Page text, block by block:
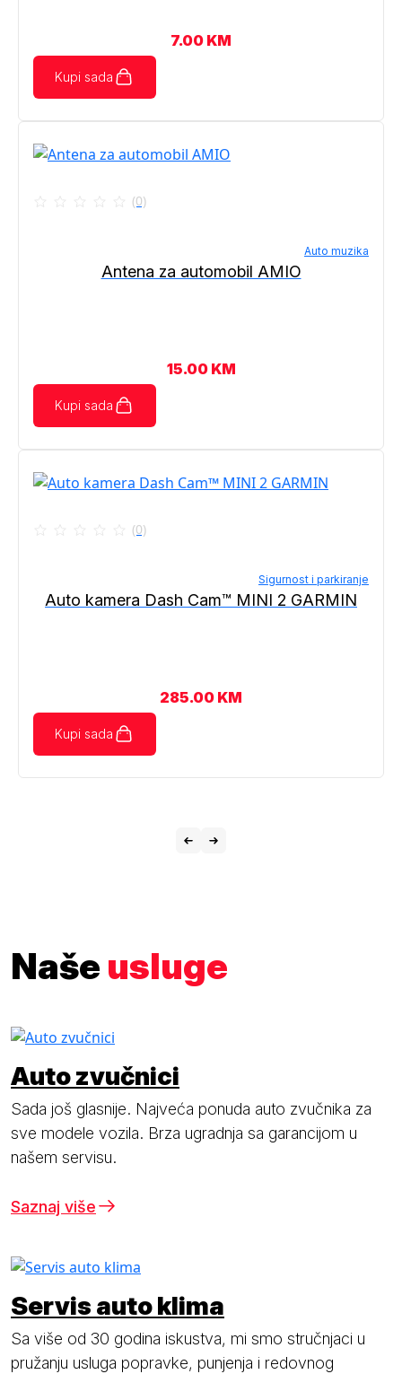
7.00 KM
Kupi sada
(0)
Auto muzika
Antena za automobil AMIO
15.00 KM
Kupi sada
(0)
Sigurnost i parkiranje
Auto kamera Dash Cam™ MINI 2 GARMIN
285.00 KM
Kupi sada
Naše usluge
Auto zvučnici
Sada još glasnije. Najveća ponuda auto zvučnika za
sve modele vozila. Brza ugradnja sa garancijom u
našem servisu.
Saznaj više
Servis auto klima
Sa više od 30 godina iskustva, mi smo stručnjaci u
pružanju usluga popravke, punjenja i redovnog